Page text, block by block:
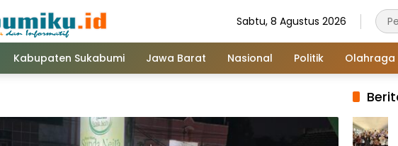
Sabtu, 8 Agustus 2026
Kabupaten Sukabumi Jawa Barat Nasional Politik Olahraga